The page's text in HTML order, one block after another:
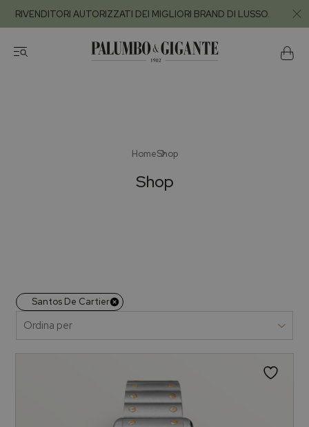
RIVENDITORI AUTORIZZATI DEI MIGLIORI BRAND DI LUSSO.
HomeShop
Shop
Santos De Cartier